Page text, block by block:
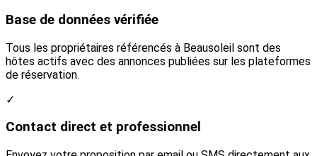
Base de données vérifiée
Tous les propriétaires référencés à Beausoleil sont des
hôtes actifs avec des annonces publiées sur les plateformes
de réservation.
✓
Contact direct et professionnel